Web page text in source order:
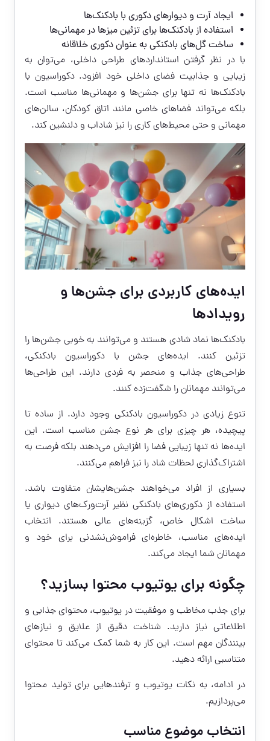
ایجاد آرت و دیوارهای دکوری با بادکنک‌ها
استفاده از بادکنک‌ها برای تزئین میزها در مهمانی‌ها
ساخت گل‌های بادکنکی به عنوان دکوری خلاقانه
با در نظر گرفتن استانداردهای طراحی داخلی، می‌توان به
زیبایی و جذابیت فضای داخلی خود افزود. دکوراسیون با
بادکنک‌ها نه تنها برای جشن‌ها و مهمانی‌ها مناسب است.
بلکه می‌تواند فضاهای خاصی مانند اتاق کودکان، سالن‌های
مهمانی و حتی محیط‌های کاری را نیز شاداب و دلنشین کند.
ایده‌های کاربردی برای جشن‌ها و
رویدادها
بادکنک‌ها نماد شادی هستند و می‌توانند به خوبی جشن‌ها را
تزئین کنند. ایده‌های جشن با دکوراسیون بادکنکی،
طراحی‌های جذاب و منحصر به فردی دارند. این طراحی‌ها
می‌توانند مهمانان را شگفت‌زده کنند.
تنوع زیادی در دکوراسیون بادکنکی وجود دارد. از ساده تا
پیچیده، هر چیزی برای هر نوع جشن مناسب است. این
ایده‌ها نه تنها زیبایی فضا را افزایش می‌دهند بلکه فرصت به
اشتراک‌گذاری لحظات شاد را نیز فراهم می‌کنند.
بسیاری از افراد می‌خواهند جشن‌هایشان متفاوت باشد.
استفاده از دکوری‌های بادکنکی نظیر آرت‌ورک‌های دیواری یا
ساخت اشکال خاص، گزینه‌های عالی هستند. انتخاب
ایده‌های مناسب، خاطره‌ای فراموش‌نشدنی برای خود و
مهمانان شما ایجاد می‌کند.
چگونه برای یوتیوب محتوا بسازید؟
برای جذب مخاطب و موفقیت در یوتیوب، محتوای جذابی و
اطلاعاتی نیاز دارید. شناخت دقیق از علایق و نیازهای
بینندگان مهم است. این کار به شما کمک می‌کند تا محتوای
متناسبی ارائه دهید.
در ادامه، به نکات یوتیوب و ترفندهایی برای تولید محتوا
می‌پردازیم.
انتخاب موضوع مناسب